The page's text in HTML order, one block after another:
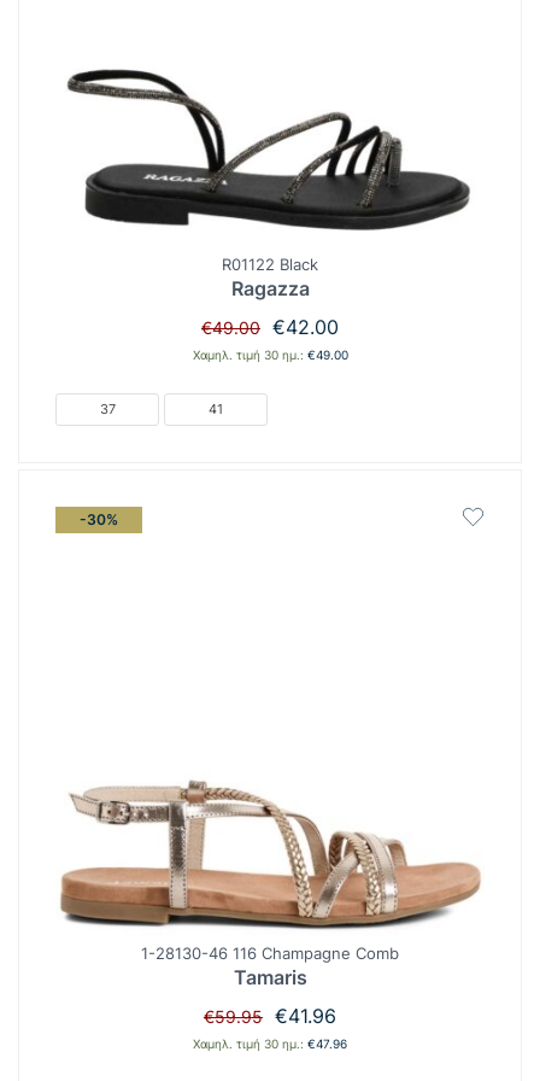
R01122 Black
Ragazza
€49.00 Original
price
€42.00
τρέχουσα
Χαμηλ. τιμή 30 ημ.: €49.00
37 41
-30%
1-28130-46 116 Champagne Comb
Tamaris
€59.95 Original
price
€41.96
τρέχουσα
Χαμηλ. τιμή 30 ημ.: €47.96